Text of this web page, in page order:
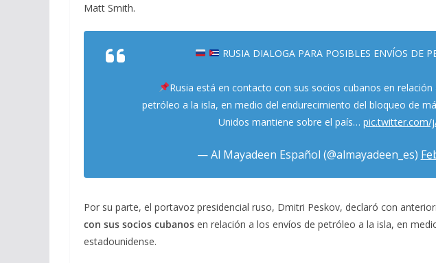
Matt Smith.
RUSIA DIALOGA PARA POSIBLES ENVÍOS DE
Rusia está en contacto con sus socios cubanos en
petróleo a la isla, en medio del endurecimiento del bloqueo de
Unidos mantiene sobre el país… pic.twitter.com/
— Al Mayadeen Español (@almayadeen_es)
Por su parte, el portavoz presidencial ruso, Dmitri Peskov, declaró con
con sus socios cubanos en relación a los envíos de petróleo a la isla, en
estadounidense.